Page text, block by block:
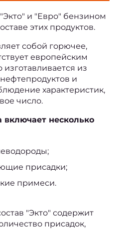
и "Евро" бензином
этих продуктов.
собой горючее,
европейским
из
и
характеристик,
число.
включает несколько
присадки;
примеси.
"Экто" содержит
присадок,